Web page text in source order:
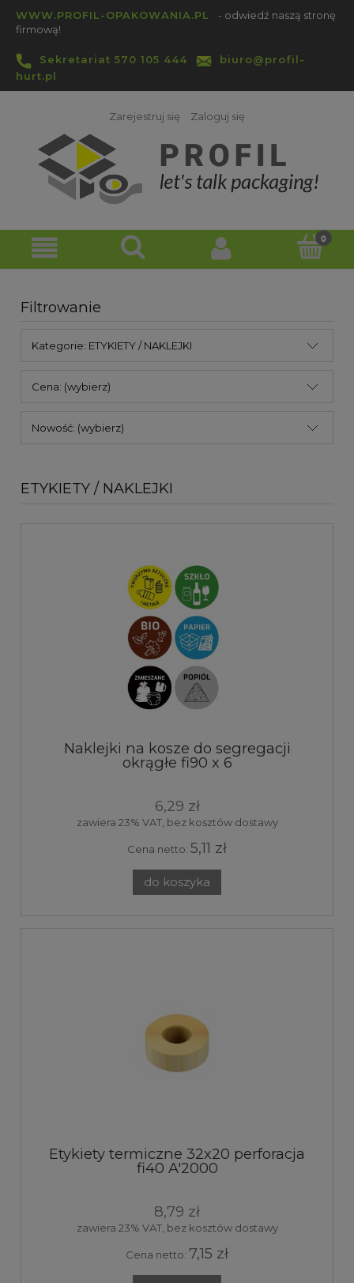
WWW.PROFIL-OPAKOWANIA.PL
- odwiedź naszą stronę
firmową!
Sekretariat 570 105 444
biuro@profil-
hurt.pl
Zarejestruj się Zaloguj się
Filtrowanie
Kategorie: ETYKIETY / NAKLEJKI
Cena: (wybierz)
Nowość: (wybierz)
ETYKIETY / NAKLEJKI
Naklejki na kosze do segregacji
okrągłe fi90 x 6
6,29 zł
zawiera 23% VAT, bez kosztów dostawy
Cena netto: 5,11 zł
do koszyka
Etykiety termiczne 32x20 perforacja
fi40 A'2000
8,79 zł
zawiera 23% VAT, bez kosztów dostawy
Cena netto: 7,15 zł